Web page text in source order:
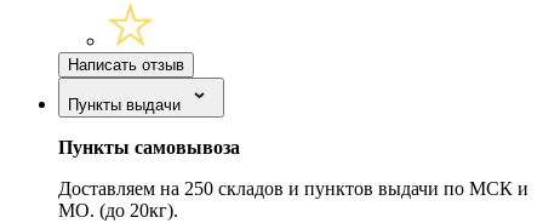
Написать отзыв
Пункты выдачи
Пункты самовывоза
Доставляем на 250 складов и пунктов выдачи по МСК и
МО. (до 20кг).